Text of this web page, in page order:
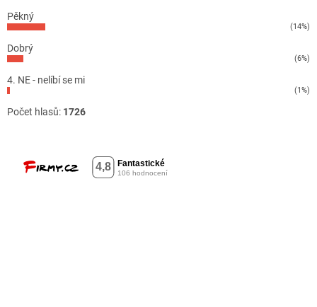
Pěkný
(14%)
Dobrý
(6%)
4. NE - nelíbí se mi
(1%)
Počet hlasů: 1726